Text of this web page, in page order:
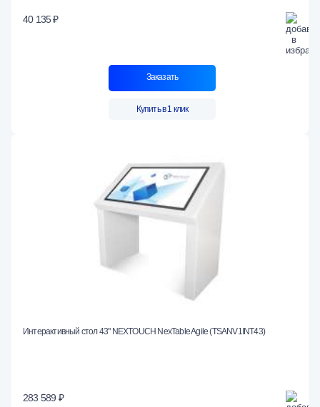
40 135 ₽
Заказать
Купить в 1 клик
Интерактивный стол 43" NEXTOUCH NexTable Agile (TSANV1INT43)
283 589 ₽